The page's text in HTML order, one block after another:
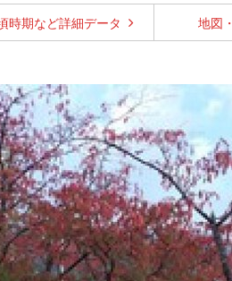
時期など詳細データ 地図・